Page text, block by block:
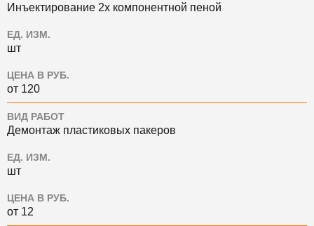
Инъектирование 2х компонентной пеной
ЕД. ИЗМ.
шт
ЦЕНА В РУБ.
от 120
ВИД РАБОТ
Демонтаж пластиковых пакеров
ЕД. ИЗМ.
шт
ЦЕНА В РУБ.
от 12